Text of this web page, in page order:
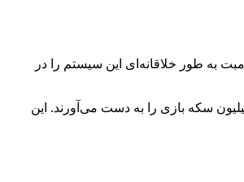
به طور خلاقانه‌ای این سیستم را در
سکه بازی را به دست می‌آورند. این